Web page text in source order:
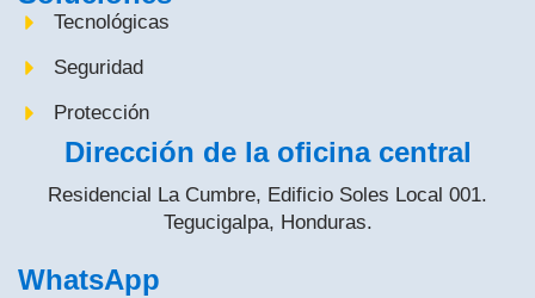
Tecnológicas
Seguridad
Protección
Dirección de la oficina central
Residencial La Cumbre, Edificio Soles Local 001.
Tegucigalpa, Honduras.
WhatsApp